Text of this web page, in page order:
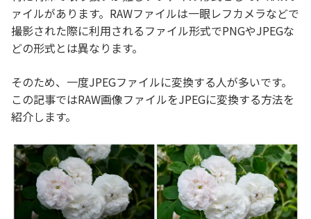
ァイルがあります。RAWファイルは一眼レフカメラなどで
撮影された際に利用されるファイル形式でPNGやJPEGな
どの形式とは異なります。
そのため、一度JPEGファイルに変換する人が多いです。
この記事ではRAW画像ファイルをJPEGに変換する方法を
紹介します。